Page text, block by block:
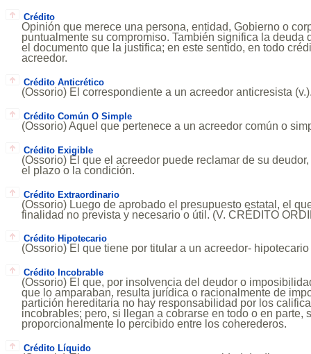
Crédito
Opinión que merece una persona, entidad, Gobierno o
puntualmente su compromiso. También significa la deuda
el documento que la justifica; en este sentido, en todo
acreedor.
Crédito Anticrético
(Ossorio) El correspondiente a un acreedor anticresista
Crédito Común O Simple
(Ossorio) Aquel que pertenece a un acreedor común o
Crédito Exigible
(Ossorio) El que el acreedor puede reclamar de su
el plazo o la condición.
Crédito Extraordinario
(Ossorio) Luego de aprobado el presupuesto estatal, el
finalidad no prevista y necesario o útil. (V. CRÉDITO
Crédito Hipotecario
(Ossorio) El que tiene por titular a un acreedor- hipotecario
Crédito Incobrable
(Ossorio) El que, por insolvencia del deudor o
que lo amparaban, resulta jurídica o racionalmente de
partición hereditaria no hay responsabilidad por los
incobrables; pero, si llegan a cobrarse en todo o en parte,
proporcionalmente lo percibido entre los coherederos.
Crédito Líquido